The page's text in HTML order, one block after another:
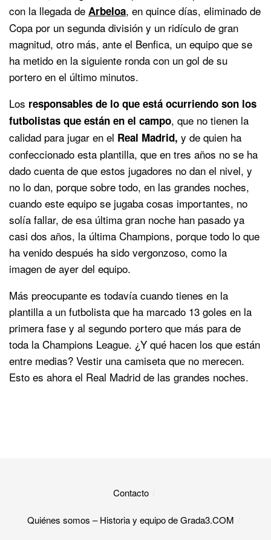
con la llegada de Arbeloa, en quince días, eliminado de
Copa por un segunda división y un ridículo de gran
magnitud, otro más, ante el Benfica, un equipo que se
ha metido en la siguiente ronda con un gol de su
portero en el último minutos.
Los responsables de lo que está ocurriendo son los
futbolistas que están en el campo, que no tienen la
calidad para jugar en el Real Madrid, y de quien ha
confeccionado esta plantilla, que en tres años no se ha
dado cuenta de que estos jugadores no dan el nivel, y
no lo dan, porque sobre todo, en las grandes noches,
cuando este equipo se jugaba cosas importantes, no
solía fallar, de esa última gran noche han pasado ya
casi dos años, la última Champions, porque todo lo que
ha venido después ha sido vergonzoso, como la
imagen de ayer del equipo.
Más preocupante es todavía cuando tienes en la
plantilla a un futbolista que ha marcado 13 goles en la
primera fase y al segundo portero que más para de
toda la Champions League. ¿Y qué hacen los que están
entre medias? Vestir una camiseta que no merecen.
Esto es ahora el Real Madrid de las grandes noches.
Contacto
Quiénes somos – Historia y equipo de Grada3.COM